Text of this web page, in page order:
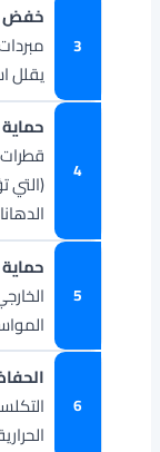
خفض
يقلل
قطرات
(التي